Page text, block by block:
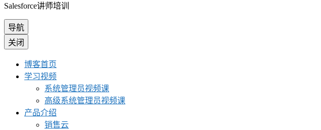
Salesforce讲师培训
导航
关闭
博客首页
学习视频
系统管理员视频课
高级系统管理员视频课
产品介绍
销售云